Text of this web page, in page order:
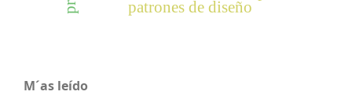
patrones de diseño
M´as leído